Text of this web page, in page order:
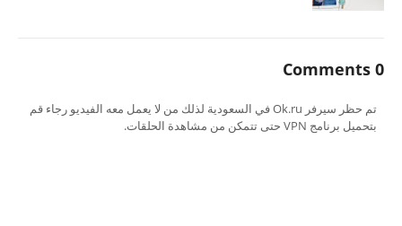
0 Comments
تم حظر سيرفر Ok.ru في السعودية لذلك من لا يعمل معه الفيديو رجاء قم
بتحميل برنامج VPN حتى تتمكن من مشاهدة الحلقات.